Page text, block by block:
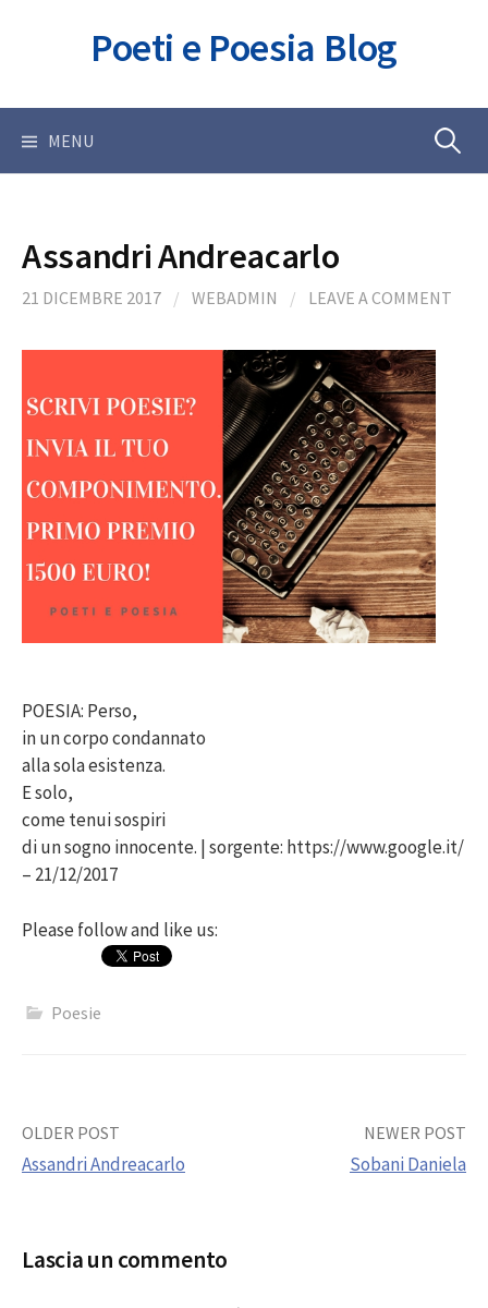
Poeti e Poesia Blog
MENU Ricerca
Assandri Andreacarlo
21 DICEMBRE 2017 / WEBADMIN / LEAVE A COMMENT
POESIA: Perso,
in un corpo condannato
alla sola esistenza.
E solo,
come tenui sospiri
di un sogno innocente. | sorgente: https://www.google.it/
– 21/12/2017
Please follow and like us:
Poesie
Post
OLDER POST
Assandri Andreacarlo
NEWER POST
Sobani Daniela
Lascia un commento